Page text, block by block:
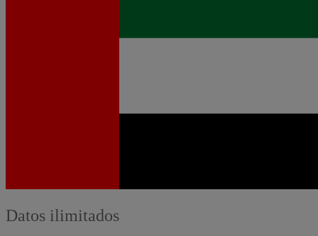
Datos ilimitados